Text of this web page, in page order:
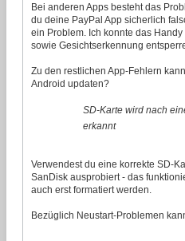
Bei anderen Apps besteht das
du deine PayPal App sicherlich
ein Problem. Ich konnte das
sowie Gesichtserkennung
Zu den restlichen App-Fehlern
Android updaten?
SD-Karte wird nach
erkannt
Verwendest du eine korrekte SD-
SanDisk ausprobiert - das
auch erst formatiert werden.
Bezüglich Neustart-Problemen